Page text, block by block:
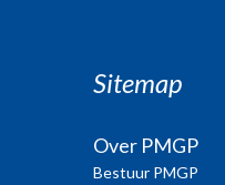
Sitemap
Over PMGP
Bestuur PMGP